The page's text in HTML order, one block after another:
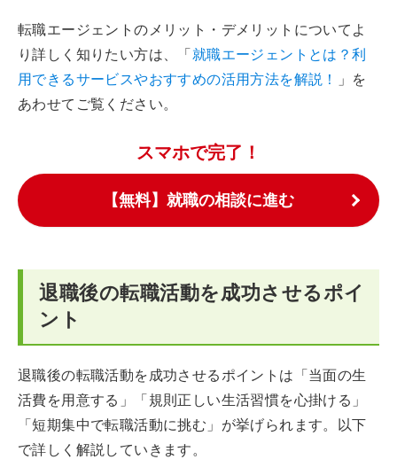
転職エージェントのメリット・デメリットについてよ
り詳しく知りたい方は、「就職エージェントとは？利
用できるサービスやおすすめの活用方法を解説！
」を
あわせてご覧ください。
スマホで完了！
【無料】就職の相談に進む
退職後の転職活動を成功させるポイ
ント
退職後の転職活動を成功させるポイントは「当面の生
活費を用意する」「規則正しい生活習慣を心掛ける」
「短期集中で転職活動に挑む」が挙げられます。以下
で詳しく解説していきます。